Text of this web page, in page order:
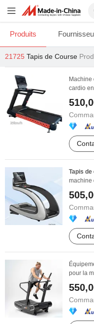
Produits
21725 Tapis de Course
Machine
cardio
Tapis de
machine
pour la